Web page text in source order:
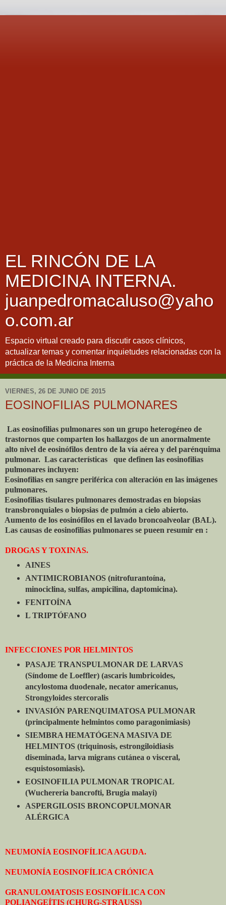
EL RINCÓN DE LA
MEDICINA INTERNA.
juanpedromacaluso@yaho
o.com.ar
Espacio virtual creado para discutir casos clínicos,
actualizar temas y comentar inquietudes relacionadas con la
práctica de la Medicina Interna
VIERNES, 26 DE JUNIO DE 2015
EOSINOFILIAS PULMONARES
Las eosinofilias pulmonares son un grupo heterogéneo de
trastornos que comparten los hallazgos de un anormalmente
alto nivel de eosinófilos dentro de la vía aérea y del parénquima
pulmonar. Las características que definen las eosinofilias
pulmonares incluyen:
Eosinofilias en sangre periférica con alteración en las imágenes
pulmonares.
Eosinofilias tisulares pulmonares demostradas en biopsias
transbronquiales o biopsias de pulmón a cielo abierto.
Aumento de los eosinófilos en el lavado broncoalveolar (BAL).
Las causas de eosinofilias pulmonares se pueen resumir en :
DROGAS Y TOXINAS.
AINES
ANTIMICROBIANOS (nitrofurantoína,
minociclina, sulfas, ampicilina, daptomicina).
FENITOÍNA
L TRIPTÓFANO
INFECCIONES POR HELMINTOS
PASAJE TRANSPULMONAR DE LARVAS
(Síndome de Loeffler) (ascaris lumbricoides,
ancylostoma duodenale, necator americanus,
Strongyloides stercoralis
INVASIÓN PARENQUIMATOSA PULMONAR
(principalmente helmintos como paragonimiasis)
SIEMBRA HEMATÓGENA MASIVA DE
HELMINTOS (triquinosis, estrongiloidiasis
diseminada, larva migrans cutánea o visceral,
esquistosomiasis).
EOSINOFILIA PULMONAR TROPICAL
(Wuchereria bancrofti, Brugia malayi)
ASPERGILOSIS BRONCOPULMONAR
ALÉRGICA
NEUMONÍA EOSINOFÍLICA AGUDA.
NEUMONÍA EOSINOFÍLICA CRÓNICA
GRANULOMATOSIS EOSINOFÍLICA CON
POLIANGEÍTIS (CHURG-STRAUSS)